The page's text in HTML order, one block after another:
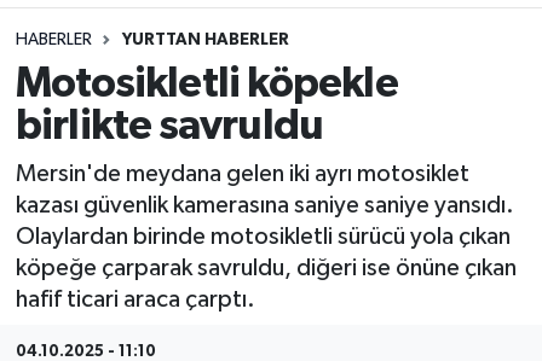
HABERLER YURTTAN HABERLER
Motosikletli köpekle
birlikte savruldu
Mersin'de meydana gelen iki ayrı motosiklet
kazası güvenlik kamerasına saniye saniye yansıdı.
Olaylardan birinde motosikletli sürücü yola çıkan
köpeğe çarparak savruldu, diğeri ise önüne çıkan
hafif ticari araca çarptı.
04.10.2025 - 11:10
Süper Lig Puan Durumu ve Fikstür
Tüm Manşetler
Son Dakika Haberleri
Haber Arşivi